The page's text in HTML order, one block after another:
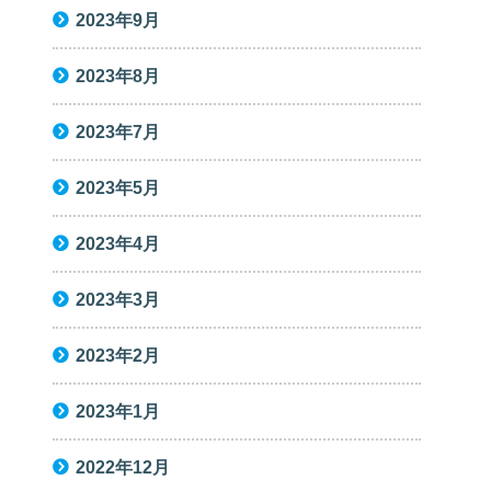
2023年9月
2023年8月
2023年7月
2023年5月
2023年4月
2023年3月
2023年2月
2023年1月
2022年12月